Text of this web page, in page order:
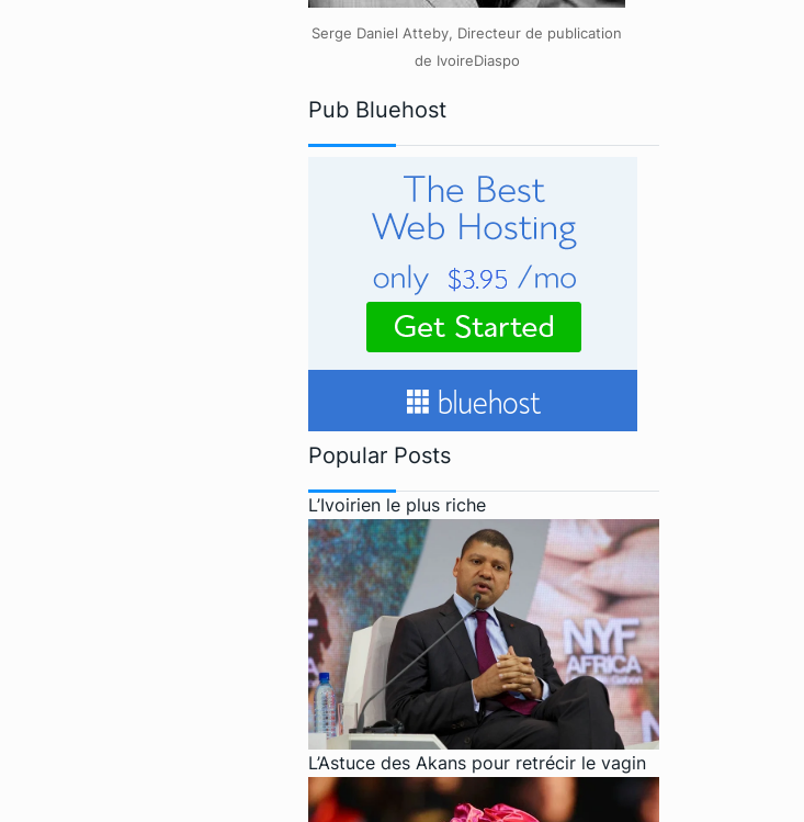
Serge Daniel Atteby, Directeur de publication
de IvoireDiaspo
Pub Bluehost
Popular Posts
L’Ivoirien le plus riche
L’Astuce des Akans pour retrécir le vagin